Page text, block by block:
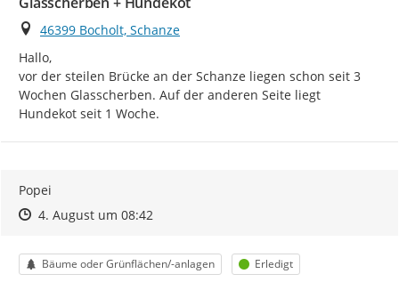
Ort
46399 Bocholt, Schanze
Hallo,
vor der steilen Brücke an der Schanze liegen schon seit 3
Wochen Glasscherben. Auf der anderen Seite liegt
Hundekot seit 1 Woche.
Popei
Zeitpunkt des Erstellens
Zeitpunkt des Erstellens
4. August um 08:42Zur Äußerung
Kategorie
Bäume oder Grünflächen/-anlagen Status
Erledigt